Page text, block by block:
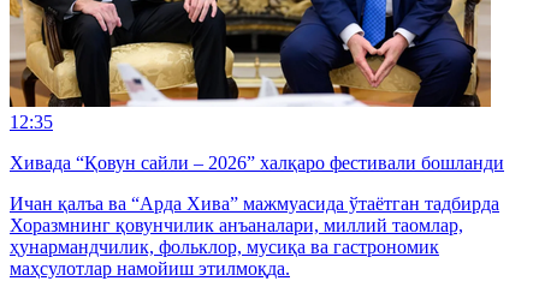
12:35
Хивада “Қовун сайли – 2026” халқаро фестивали бошланди
Ичан қалъа ва “Арда Хива” мажмуасида ўтаётган тадбирда
Хоразмнинг қовунчилик анъаналари, миллий таомлар,
ҳунармандчилик, фольклор, мусиқа ва гастрономик
маҳсулотлар намойиш этилмоқда.